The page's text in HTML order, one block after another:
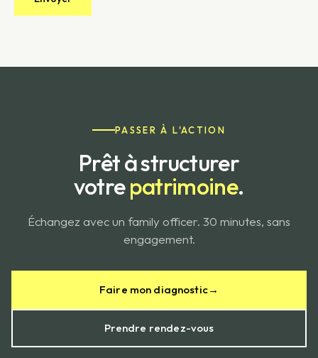
PASSER À L'ACTION
Prêt à structurer
votrepatrimoine.
Échangez avec un family officer. 30 minutes, sans
engagement.
Faire mon diagnostic→
Prendre rendez-vous